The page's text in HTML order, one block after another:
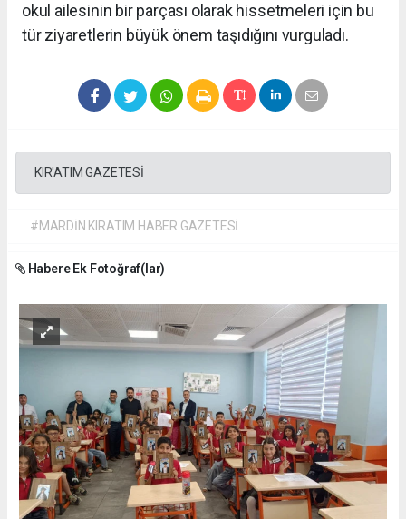
okul ailesinin bir parçası olarak hissetmeleri için bu
tür ziyaretlerin büyük önem taşıdığını vurguladı.
KIR'ATIM GAZETESİ
#MARDİN KIRATIM HABER GAZETESİ
Habere Ek Fotoğraf(lar)